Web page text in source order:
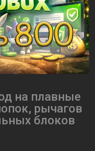
на плавные
рычагов
блоков